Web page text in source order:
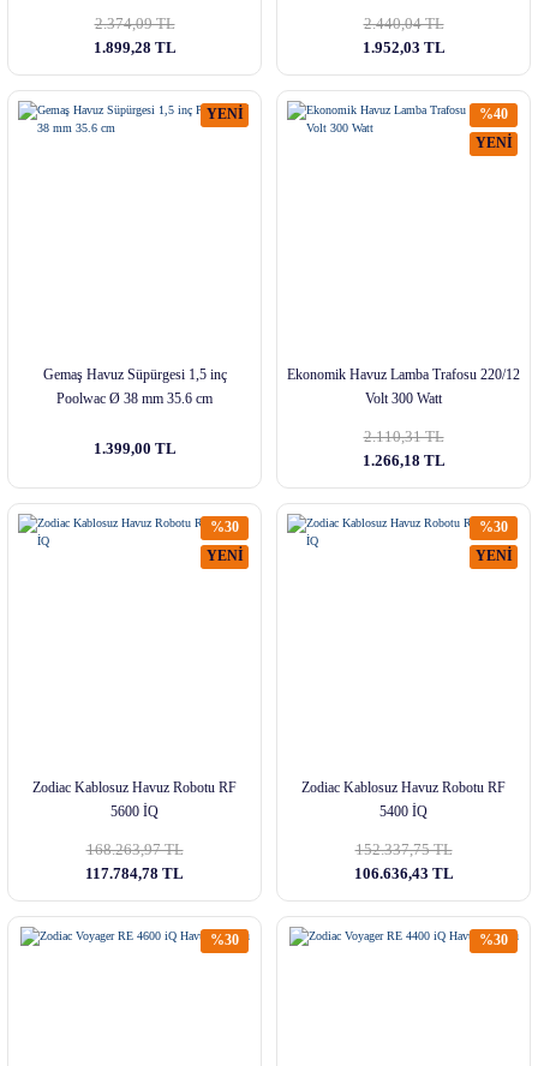
2.374,09 TL
1.899,28 TL
2.440,04 TL
1.952,03 TL
YENİ
Gemaş Havuz Süpürgesi 1,5 inç
Poolwac Ø 38 mm 35.6 cm
1.399,00 TL
%40
YENİ
Ekonomik Havuz Lamba Trafosu 220/12
Volt 300 Watt
2.110,31 TL
1.266,18 TL
%30
YENİ
Zodiac Kablosuz Havuz Robotu RF
5600 İQ
168.263,97 TL
117.784,78 TL
%30
YENİ
Zodiac Kablosuz Havuz Robotu RF
5400 İQ
152.337,75 TL
106.636,43 TL
%30 %30